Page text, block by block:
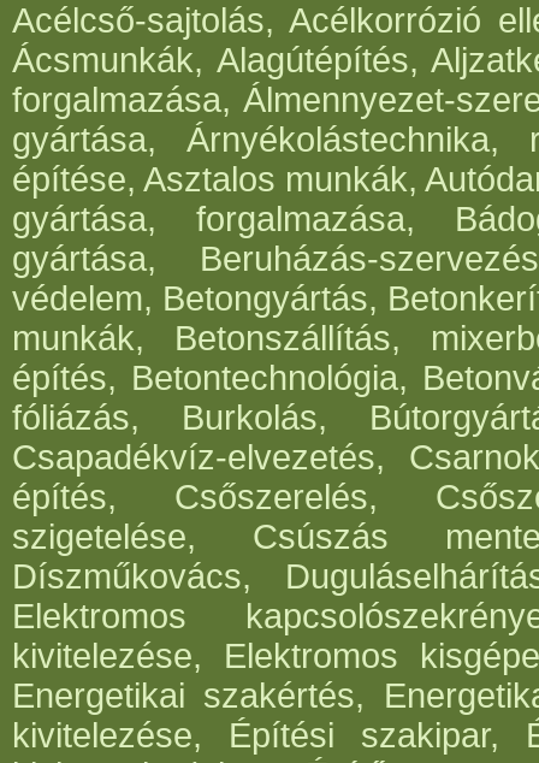
Acélcső-sajtolás, Acélkorrózió
Ácsmunkák, Alagútépítés,
forgalmazása, Álmennyezet-
gyártása, Árnyékolástechnika,
építése, Asztalos munkák,
gyártása, forgalmazása,
gyártása, Beruházás-
védelem, Betongyártás,
munkák, Betonszállítás,
építés, Betontechnológia,
fóliázás, Burkolás,
Csapadékvíz-elvezetés,
építés, Csőszerelés,
szigetelése, Csúszás
Díszműkovács,
Elektromos
kivitelezése, Elektromos
Energetikai szakértés,
kivitelezése, Építési szakipar,